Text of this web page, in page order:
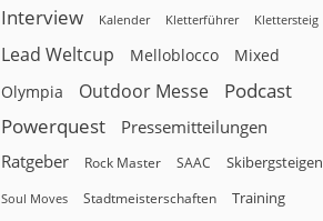
Interview Kalender Kletterführer Klettersteig
Lead Weltcup Melloblocco Mixed
Olympia Outdoor Messe
Podcast
Powerquest
Pressemitteilungen
Ratgeber Rock Master SAAC Skibergsteigen
Soul Moves Stadtmeisterschaften
Training